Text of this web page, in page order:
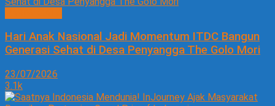
Hari Anak Nasional Jadi Momentum ITDC Bangun
Generasi Sehat di Desa Penyangga The Golo Mori
23/07/2026
3.1k